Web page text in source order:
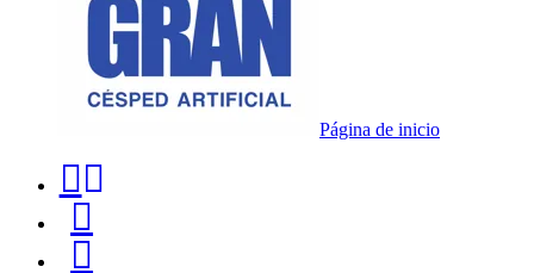
Página de inicio